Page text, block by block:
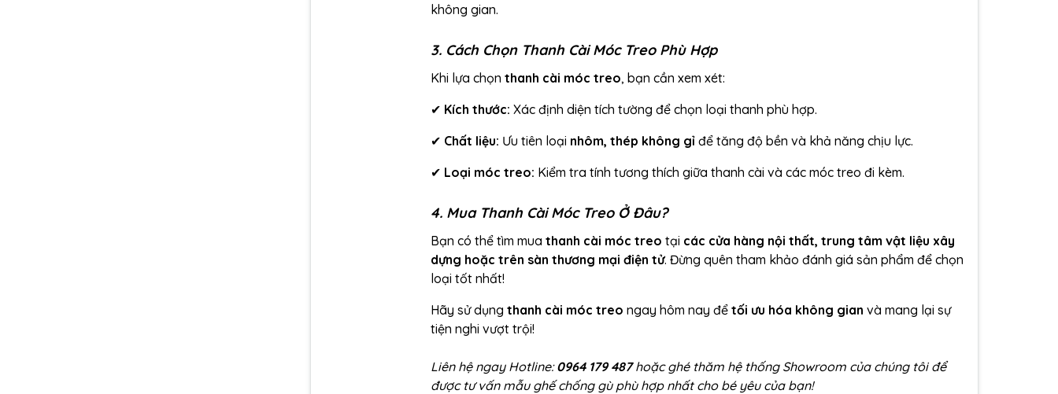
không gian.
3. Cách Chọn Thanh Cài Móc Treo Phù Hợp
Khi lựa chọnthanh cài móc treo, bạn cần xem xét:
✔ Kích thước: Xác định diện tích tường để chọn loại thanh phù hợp.
✔ Chất liệu: Ưu tiên loại nhôm, thép không gỉ để tăng độ bền và khả năng chịu lực.
✔ Loại móc treo: Kiểm tra tính tương thích giữa thanh cài và các móc treo đi kèm.
4. Mua Thanh Cài Móc Treo Ở Đâu?
Bạn có thể tìm muathanh cài móc treo tại các cửa hàng nội thất, trung tâm vật liệu xây
dựng hoặc trên sàn thương mại điện tử. Đừng quên tham khảo đánh giá sản phẩm để chọn
loại tốt nhất!
Hãy sử dụngthanh cài móc treo ngay hôm nay đểtối ưu hóa không gian và mang lại sự
tiện nghi vượt trội!
Liên hệ ngay Hotline: 0964 179 487 hoặc ghé thăm hệ thống Showroom của chúng tôi để
được tư vấn mẫu ghế chống gù phù hợp nhất cho bé yêu của bạn!